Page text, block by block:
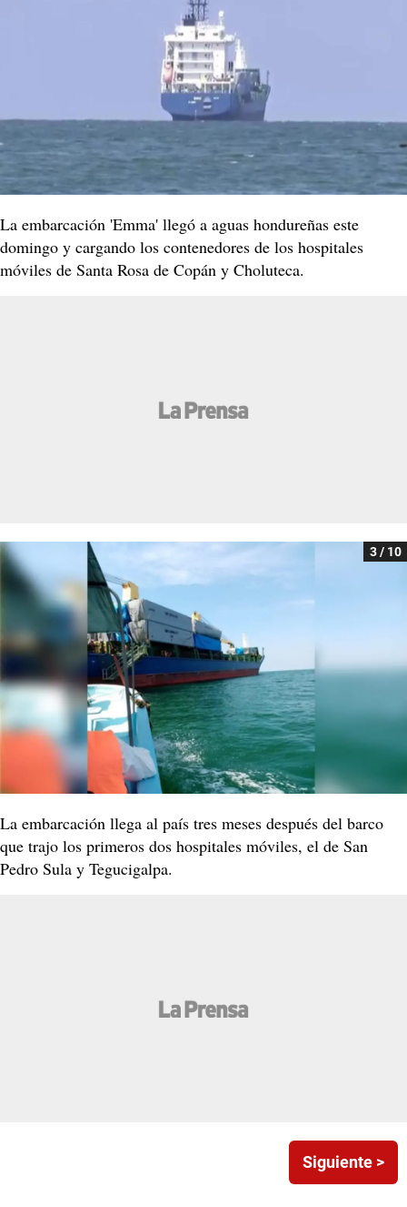
La embarcación 'Emma' llegó a aguas hondureñas este
domingo y cargando los contenedores de los hospitales
móviles de Santa Rosa de Copán y Choluteca.
3 / 10
La embarcación llega al país tres meses después del barco
que trajo los primeros dos hospitales móviles, el de San
Pedro Sula y Tegucigalpa.
Siguiente >